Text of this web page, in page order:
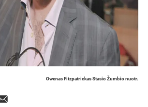
Owenas Fitzpatrickas Stasio Žumbio nuotr.